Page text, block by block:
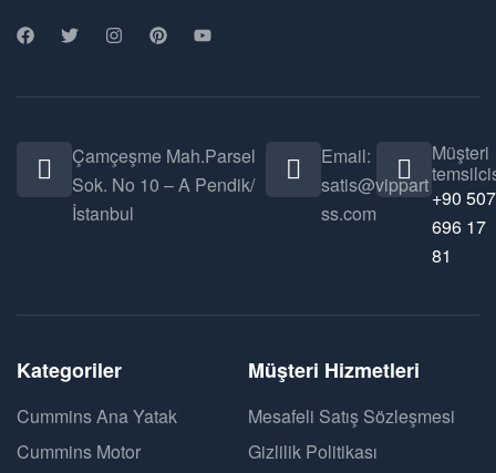
Çamçeşme Mah.Parsel
Sok. No 10 – A Pendik/
İstanbul
Email:
satis@vippart
ss.com
Müşteri
+90 507
696 17
81
Kategoriler
Cummins Ana Yatak
Cummins Motor
Müşteri Hizmetleri
Mesafeli Satış Sözleşmesi
Gizlilik Politikası